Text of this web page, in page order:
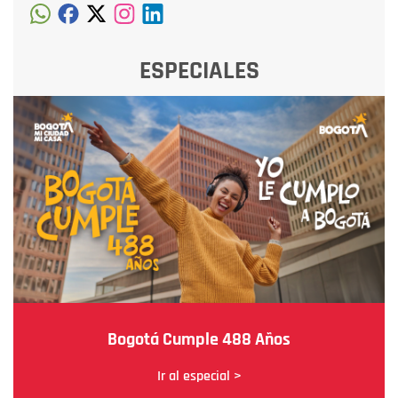
ESPECIALES
Bogotá Cumple 488 Años
Ir al especial >